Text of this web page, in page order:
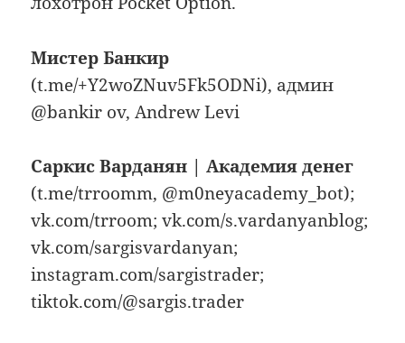
Мистер Банкир
(t.me/+Y2woZNuv5Fk5ODNi), админ
@bankir ov, Andrew Levi
Саркис Варданян | Академия денег
(t.me/trroomm, @m0neyacademy_bot);
vk.com/trroom; vk.com/s.vardanyanblog;
vk.com/sargisvardanyan;
instagram.com/sargistrader;
tiktok.com/@sargis.trader